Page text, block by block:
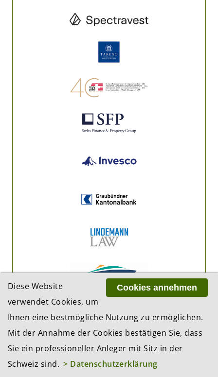
Cookies annehmen
Diese Website
verwendet Cookies, um
Ihnen eine bestmögliche Nutzung zu ermöglichen.
Mit der Annahme der Cookies bestätigen Sie, dass
Sie ein professioneller Anleger mit Sitz in der
Schweiz sind. > Datenschutzerklärung